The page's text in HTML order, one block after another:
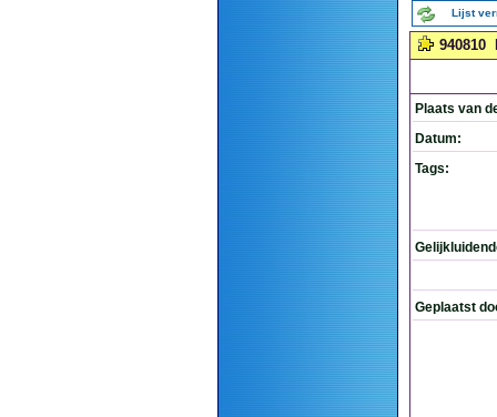
Lijst
940810
Plaats van
Datum:
Tags:
Geplaatst